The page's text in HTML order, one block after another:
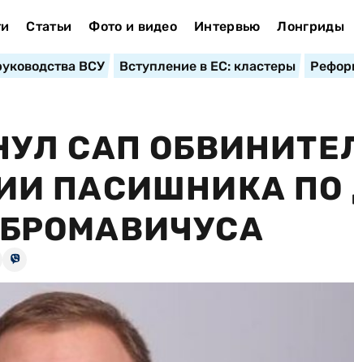
Статьи Фото и видео Интервью Лонгриды
ВСУ Вступление в ЕС: кластеры
САП
ПАСИШНИКА ПО